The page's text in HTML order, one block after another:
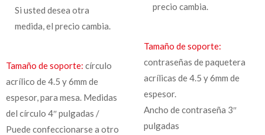
Si usted desea otra
medida, el precio cambia.
Tamaño de soporte: círculo
acrílico de 4.5 y 6mm de
espesor, para mesa. Medidas
del círculo 4″ pulgadas /
Puede confeccionarse a otro
precio cambia.
Tamaño de soporte:
contraseñas de paquetera
acrílicas de 4.5 y 6mm de
espesor.
Ancho de contraseña 3″
pulgadas